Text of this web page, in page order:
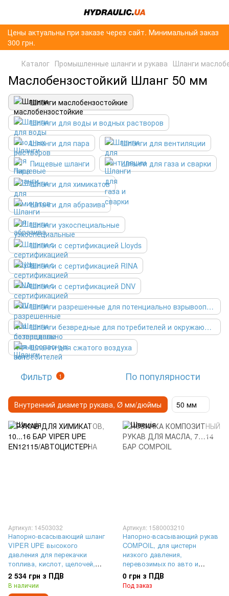
Цены актуальны при заказе через сайт. Минимальный заказ
300 грн.
Каталог Промышленные шланги и рукава Шланги
Маслобензостойкий Шланг 50 мм
Шланги маслобензостойкие
Шланги для воды и водных растворов
Шланги для пара
Шланги для вентиляции
Пищевые шланги
Шланги для газа и сварки
Шланги для химикатов
Шланги для абразива
Шланги узкоспециальные
Шланги с сертификацией Lloyds
Шланги с сертификацией RINA
Шланги с сертификацией DNV
Шланги разрешенные для потенциально взрывоопасных зон
Шланги безвредные для потребителей и окружающей среды.
Шланги для сжатого воздуха
Фильтр 1 По популярности
Внутренний диаметр рукава, Ø мм/дюймы 50 мм
Артикул: 14503032
Напорно-всасывающий шланг
VIPER UPE высокого
давления для перекачки
топлива, кислот, щелочей,
масел, красок,
растворителей в
автоцистерны | внутренний
2 534 грн з ПДВ
В наличии
Артикул: 1580003210
Напорно-всасывающий рукав
COMPOIL, для цистерн
низкого давления,
перевозимых по авто и
железным дорогам,
стационарных внутренних
резервуаров | внутренний
0 грн з ПДВ
Под заказ